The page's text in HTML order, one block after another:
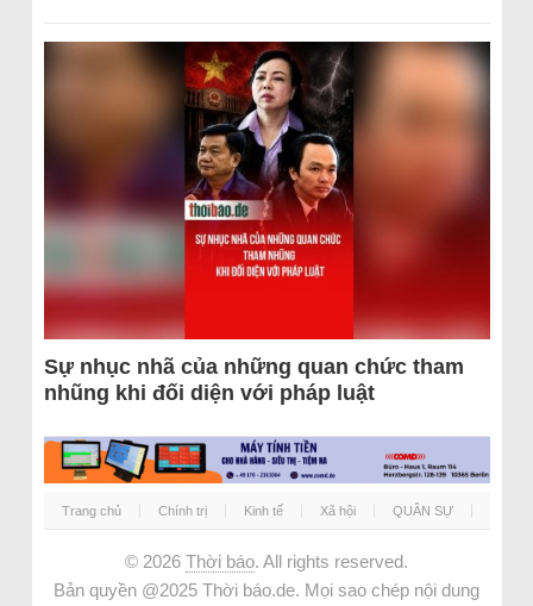
Sự nhục nhã của những quan chức tham
nhũng khi đối diện với pháp luật
Trang chủ Chính trị Kinh tế Xã hội QUÂN SỰ
© 2026 Thời báo. All rights reserved.
Bản quyền @2025 Thời báo.de. Mọi sao chép nội dung